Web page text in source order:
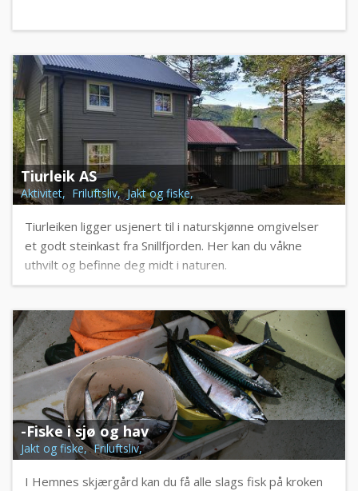
Tiurleik AS
Aktivitet, Friluftsliv, Jakt og fiske,
Tiurleiken ligger usjenert til i naturskjønne omgivelser
et godt steinkast fra Snillfjorden. Her kan du våkne
uthvilt og befinne deg midt i naturen.
-Fiske i sjø og hav
Jakt og fiske, Friluftsliv,
I Hemnes skjærgård kan du få alle slags fisk på kroken